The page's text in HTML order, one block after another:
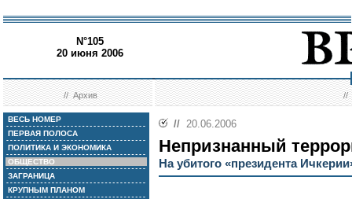
N°105
20 июня 2006
//Архив //
ВЕСЬ НОМЕР
ПЕРВАЯ ПОЛОСА
ПОЛИТИКА И ЭКОНОМИКА
ОБЩЕСТВО
ЗАГРАНИЦА
КРУПНЫМ ПЛАНОМ
// 20.06.2006
Непризнанный
На убитого «президента